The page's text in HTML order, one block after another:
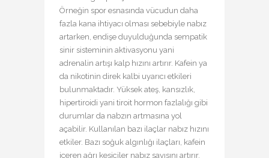
Örneğin spor esnasında vücudun daha
fazla kana ihtiyacı olması sebebiyle nabız
artarken, endişe duyulduğunda sempatik
sinir sisteminin aktivasyonu yani
adrenalin artışı kalp hızını artırır. Kafein ya
da nikotinin direk kalbi uyarıcı etkileri
bulunmaktadır. Yüksek ateş, kansızlık,
hipertiroidi yani tiroit hormon fazlalığı gibi
durumlar da nabzın artmasına yol
açabilir. Kullanılan bazı ilaçlar nabız hızını
etkiler. Bazı soğuk algınlığı ilaçları, kafein
içeren ağrı kesiciler nabız sayısını artırır.